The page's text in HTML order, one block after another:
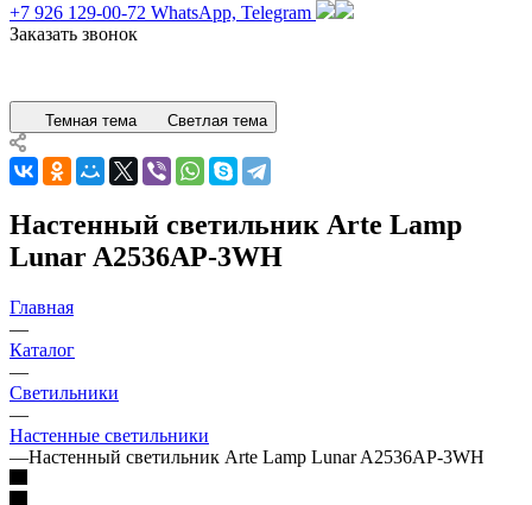
+7 926 129-00-72 WhatsApp, Telegram
Заказать звонок
Темная тема Светлая тема
Настенный светильник Arte Lamp
Lunar A2536AP-3WH
Главная
—
Каталог
—
Светильники
—
Настенные светильники
—Настенный светильник Arte Lamp Lunar A2536AP-3WH